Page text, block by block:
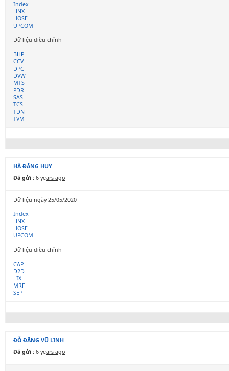
Index
HNX
HOSE
UPCOM
Dữ liệu điều chỉnh
BHP
CCV
DPG
DVW
MTS
PDR
SAS
TCS
TDN
TVM
HÀ ĐĂNG HUY
Đã gửi : 6 years ago
Dữ liệu ngày 25/05/2020
Index
HNX
HOSE
UPCOM
Dữ liệu điều chỉnh
CAP
D2D
LIX
MRF
SEP
ĐỖ ĐĂNG VŨ LINH
Đã gửi : 6 years ago